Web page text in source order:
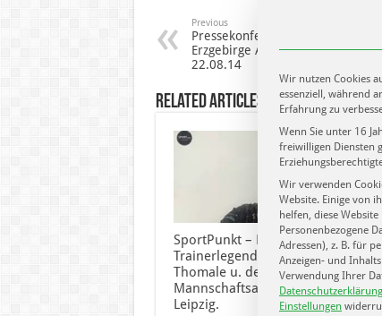
Previous
Pressekonferenz RB Leipzig vs.
Erzgebirge Aue 1:0 vom
22.08.14
Related Articles
SportPunkt – Folge 97. mit
Trainerlegende Hans-Ulrich
Thomale u. dem
Mannschaftsarzt des HC
Leipzig.
Wir nutzen Cookies
essenziell, während
Erfahrung zu
Wenn Sie unter 16
freiwilligen Diensten
Wir verwenden
Website. Einige von
helfen, diese
Personenbezogene
Adressen), z. B. für
Anzeigen- und
Verwendung Ihrer
Datenschutzerklärung
Einstellungen